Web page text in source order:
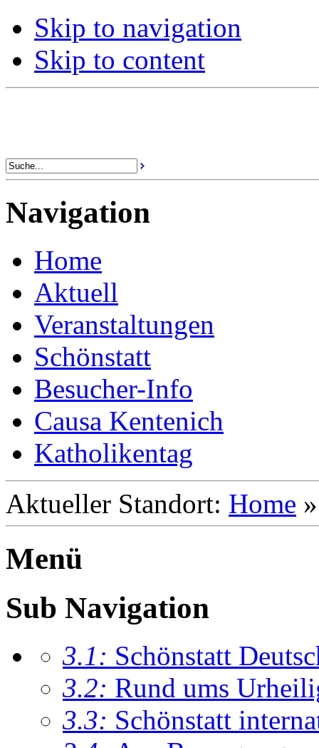
Skip to navigation
Skip to content
Navigation
Home
Aktuell
Veranstaltungen
Schönstatt
Besucher-Info
Causa Kentenich
Katholikentag
Aktueller Standort: Home
Menü
Sub Navigation
3.1: Schönstatt
3.2: Rund ums
3.3: Schönstatt